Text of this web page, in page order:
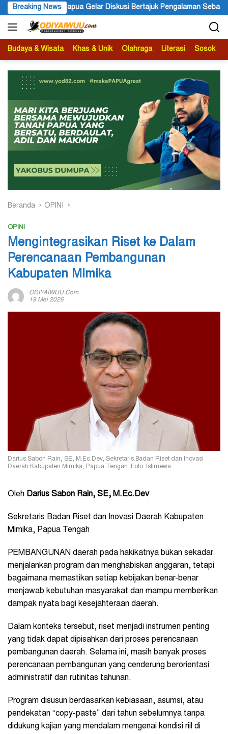
Langsung
ke
konten
Breaking News
Bertajuk Pengalaman Sebagai Sumber Pengetahuan
Budaya & Wisata Khas & Unik Olahraga Literasi Sosok
Beranda OPINI
OPINI
Mengintegrasikan Riset ke Dalam
Perencanaan Pembangunan
Kabupaten Mimika
ODIYAIWUU.com
19 Mei 2026
Darius Sabon Rain, SE, M.Ec.Dev, Sekretaris Badan Riset dan Inovasi
Daerah Kabupaten Mimika, Papua Tengah. Foto: Istimewa
Oleh Darius Sabon Rain, SE, M.Ec.Dev
Sekretaris Badan Riset dan Inovasi Daerah Kabupaten
Mimika, Papua Tengah
PEMBANGUNAN daerah pada hakikatnya bukan sekadar
menjalankan program dan menghabiskan anggaran, tetapi
bagaimana memastikan setiap kebijakan benar-benar
menjawab kebutuhan masyarakat dan mampu memberikan
dampak nyata bagi kesejahteraan daerah.
Dalam konteks tersebut, riset menjadi instrumen penting
yang tidak dapat dipisahkan dari proses perencanaan
pembangunan daerah. Selama ini, masih banyak proses
perencanaan pembangunan yang cenderung berorientasi
administratif dan rutinitas tahunan.
Program disusun berdasarkan kebiasaan, asumsi, atau
pendekatan “copy-paste” dari tahun sebelumnya tanpa
didukung kajian yang mendalam mengenai kondisi riil di